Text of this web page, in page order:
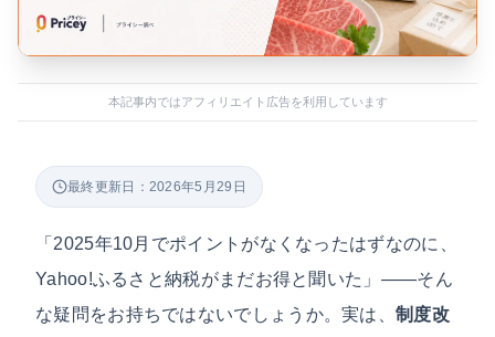
本記事内ではアフィリエイト広告を利用しています
最終更新日：2026年5月29日
「2025年10月でポイントがなくなったはずなのに、
Yahoo!ふるさと納税がまだお得と聞いた」——そん
な疑問をお持ちではないでしょうか。実は、制度改